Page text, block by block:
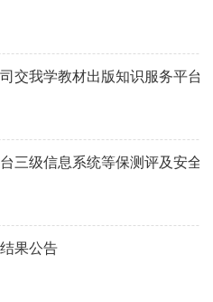
交我学教材出版知识服务平台
三级信息系统等保测评及安全
果公告